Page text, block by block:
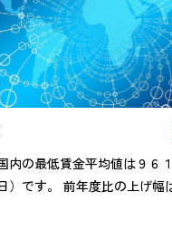
内の最低賃金平均値は９６
）です。 前年度比の上げ